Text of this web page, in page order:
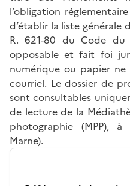
l’obligation
d’établir la liste générale
R. 621-80 du Code du
opposable et fait foi
numérique ou papier
courriel. Le dossier de
sont consultables
de lecture de la
photographie (MPP), à
Marne).